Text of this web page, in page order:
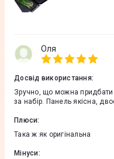
Оля
Досвід використання:
Зручно, що можна придбати
за набір. Панель якісна,
Плюси:
Така ж як оригінальна
Мінуси: